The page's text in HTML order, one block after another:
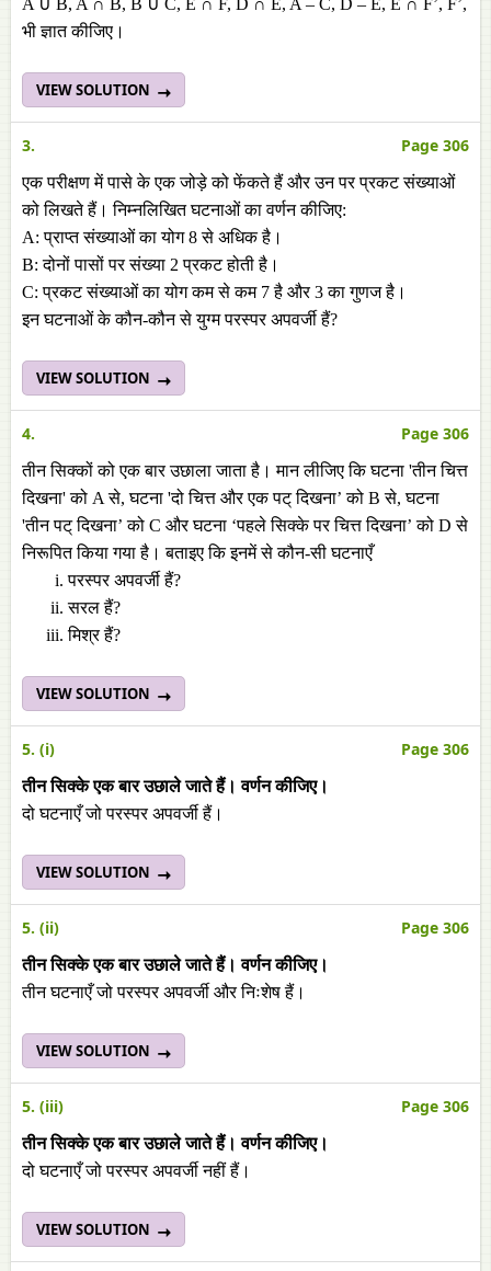
A ∪ B, A ∩ B, B ∪ C, E ∩ F, D ∩ E, A – C, D – E, E ∩ F’, F’,
भी ज्ञात कीजिए।
VIEW SOLUTION
3. Page 306
एक परीक्षण में पासे के एक जोड़े को फेंकते हैं और उन पर प्रकट संख्याओं
को लिखते हैं। निम्नलिखित घटनाओं का वर्णन कीजिए:
A: प्राप्त संख्याओं का योग 8 से अधिक है।
B: दोनों पासों पर संख्या 2 प्रकट होती है।
C: प्रकट संख्याओं का योग कम से कम 7 है और 3 का गुणज है।
इन घटनाओं के कौन-कौन से युग्म परस्पर अपवर्जी हैं?
VIEW SOLUTION
4. Page 306
तीन सिक्कों को एक बार उछाला जाता है। मान लीजिए कि घटना 'तीन चित्त
दिखना' को A से, घटना 'दो चित्त और एक पट् दिखना’ को B से, घटना
'तीन पट् दिखना’ को C और घटना ‘पहले सिक्के पर चित्त दिखना’ को D से
निरूपित किया गया है। बताइए कि इनमें से कौन-सी घटनाएँ
परस्पर अपवर्जी हैं?
सरल हैं?
मिश्र हैं?
VIEW SOLUTION
5. (i) Page 306
तीन सिक्के एक बार उछाले जाते हैं। वर्णन कीजिए।
दो घटनाएँ जो परस्पर अपवर्जी हैं।
VIEW SOLUTION
5. (ii) Page 306
तीन सिक्के एक बार उछाले जाते हैं। वर्णन कीजिए।
तीन घटनाएँ जो परस्पर अपवर्जी और निःशेष हैं।
VIEW SOLUTION
5. (iii) Page 306
तीन सिक्के एक बार उछाले जाते हैं। वर्णन कीजिए।
दो घटनाएँ जो परस्पर अपवर्जी नहीं हैं।
VIEW SOLUTION